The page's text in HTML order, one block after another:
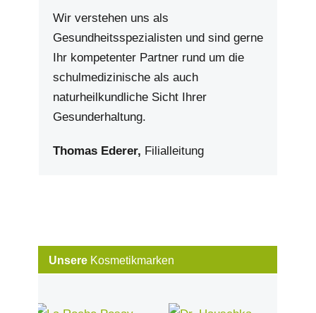
Wir verstehen uns als
Gesundheitsspezialisten und sind gerne
Ihr kompetenter Partner rund um die
schulmedizinische als auch
naturheilkundliche Sicht Ihrer
Gesunderhaltung.
Thomas Ederer, Filialleitung
Unsere Kosmetikmarken